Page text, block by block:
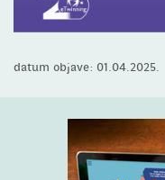
datum objave: 01.04.2025.